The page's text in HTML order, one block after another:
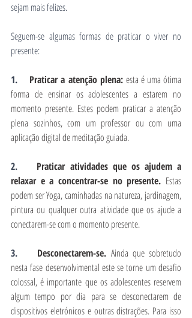
sejam mais felizes.
Seguem-se algumas formas de praticar o viver no
presente:
1. Praticar a atenção plena: esta é uma ótima
forma de ensinar os adolescentes a estarem no
momento presente. Estes podem praticar a atenção
plena sozinhos, com um professor ou com uma
aplicação digital de meditação guiada.
2. Praticar atividades que os ajudem a
relaxar e a concentrar-se no presente. Estas
podem ser Yoga, caminhadas na natureza, jardinagem,
pintura ou qualquer outra atividade que os ajude a
conectarem-se com o momento presente.
3. Desconectarem-se. Ainda que sobretudo
nesta fase desenvolvimental este se torne um desafio
colossal, é importante que os adolescentes reservem
algum tempo por dia para se desconectarem de
dispositivos eletrónicos e outras distrações. Para isso